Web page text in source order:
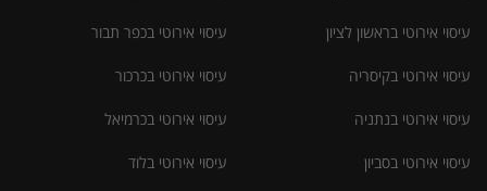
עיסוי אירוטי בראשון לציון
עיסוי אירוטי בקיסריה
עיסוי אירוטי בנתניה
עיסוי אירוטי בסביון
עיסוי אירוטי בכפר תבור
עיסוי אירוטי בכרכור
עיסוי אירוטי בכרמיאל
עיסוי אירוטי בלוד